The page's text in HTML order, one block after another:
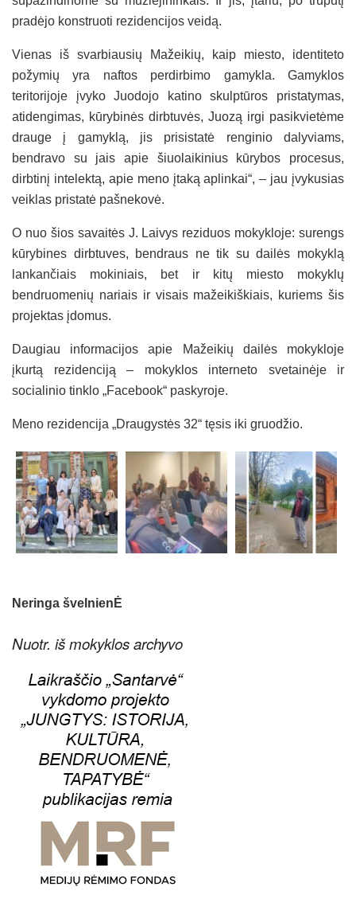
pradėjo konstruoti rezidencijos veidą.
Vienas iš svarbiausių Mažeikių, kaip miesto, identiteto
požymių yra naftos perdirbimo gamykla. Gamyklos
teritorijoje įvyko Juodojo katino skulptūros pristatymas,
atidengimas, kūrybinės dirbtuvės, Juozą irgi pasikvietėme
drauge į gamyklą, jis prisistatė renginio dalyviams,
bendravo su jais apie šiuolaikinius kūrybos procesus,
dirbtinį intelektą, apie meno įtaką aplinkai“, – jau įvykusias
veiklas pristatė pašnekovė.
O nuo šios savaitės J. Laivys reziduos mokykloje: surengs
kūrybines dirbtuves, bendraus ne tik su dailės mokyklą
lankančiais mokiniais, bet ir kitų miesto mokyklų
bendruomenių nariais ir visais mažeikiškiais, kuriems šis
projektas įdomus.
Daugiau informacijos apie Mažeikių dailės mokykloje
įkurtą rezidenciją – mokyklos interneto svetainėje ir
socialinio tinklo „Facebook“ paskyroje.
Meno rezidencija „Draugystės 32“ tęsis iki gruodžio.
Neringa švelnienĖ
Nuotr. iš mokyklos archyvo